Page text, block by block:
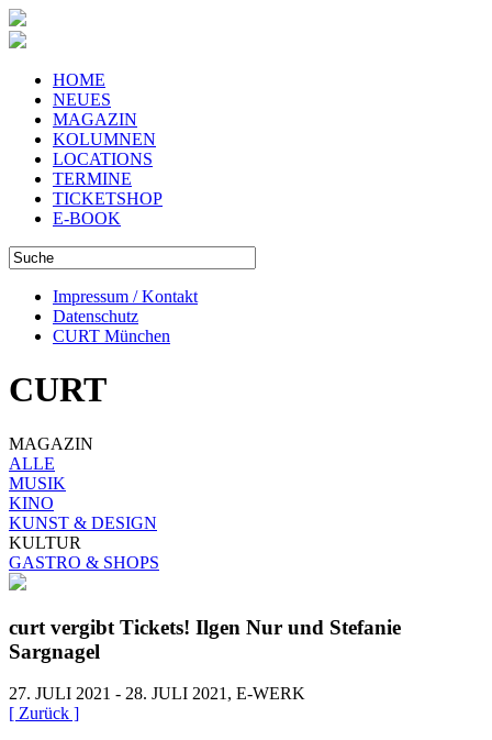
HOME
NEUES
MAGAZIN
KOLUMNEN
LOCATIONS
TERMINE
TICKETSHOP
E-BOOK
Impressum / Kontakt
Datenschutz
CURT München
CURT
MAGAZIN
ALLE
MUSIK
KINO
KUNST & DESIGN
KULTUR
GASTRO & SHOPS
curt vergibt Tickets! Ilgen Nur und Stefanie
Sargnagel
27. JULI 2021 - 28. JULI 2021, E-WERK
[ Zurück ]